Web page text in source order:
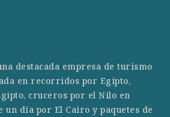
destacada empresa de turismo
en recorridos por Egipto,
cruceros por el Nilo en
día por El Cairo y paquetes de